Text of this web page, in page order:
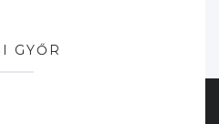
GYŐR